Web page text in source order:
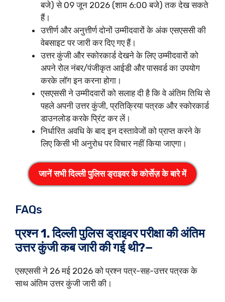
बजे) से 09 जून 2026 (शाम 6:00 बजे) तक देख सकते
हैं।
उत्तीर्ण और अनुत्तीर्ण दोनों उम्मीदवारों के अंक एसएससी की
वेबसाइट पर जारी कर दिए गए हैं।
उत्तर कुंजी और स्कोरकार्ड देखने के लिए उम्मीदवारों को
अपने रोल नंबर/पंजीकृत आईडी और पासवर्ड का उपयोग
करके लॉग इन करना होगा।
एसएससी ने उम्मीदवारों को सलाह दी है कि वे अंतिम तिथि से
पहले अपनी उत्तर कुंजी, प्रतिक्रिया पत्रक और स्कोरकार्ड
डाउनलोड करके प्रिंट कर लें।
निर्धारित अवधि के बाद इन दस्तावेजों को प्राप्त करने के
लिए किसी भी अनुरोध पर विचार नहीं किया जाएगा।
जानें सभी दिल्ली पुलिस ड्राइवर के कोर्सेज़ के बारे में
FAQs
प्रश्न 1. दिल्ली पुलिस ड्राइवर परीक्षा की अंतिम
उत्तर कुंजी कब जारी की गई थी?−
एसएससी ने 26 मई 2026 को प्रश्न पत्र-सह-उत्तर पत्रक के
साथ अंतिम उत्तर कुंजी जारी की।